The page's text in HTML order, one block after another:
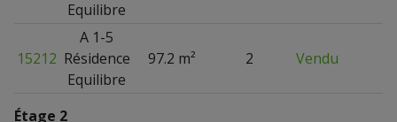
Equilibre
15212
A 1-5
Résidence
Equilibre
97.2 m² 2 Vendu
Étage 2